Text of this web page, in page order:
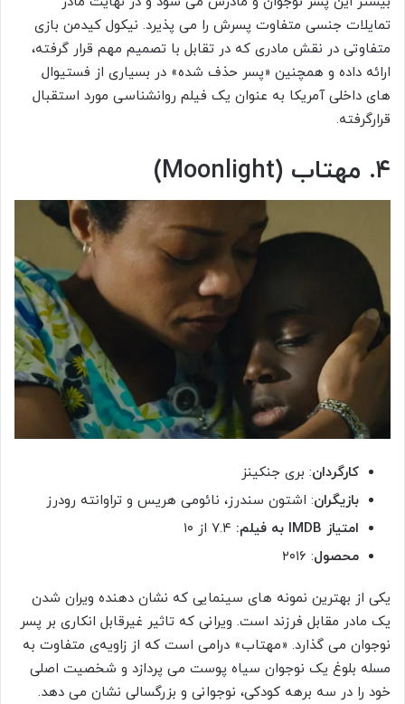
تمایلات جنسی متفاوت پسرش را می پذیرد. نیکول کیدمن بازی
متفاوتی در نقش مادری که در تقابل با تصمیم مهم قرار گرفته،
ارائه داده و همچنین «پسر حذف شده» در بسیاری از فستیوال
های داخلی آمریکا به عنوان یک فیلم روانشناسی مورد استقبال
قرارگرفته.
۴. مهتاب (Moonlight)
کارگردان: بری جنکینز
بازیگران: اشتون سندرز، نائومی هریس و تراوانته رودرز
امتیاز IMDB به فیلم:
محصول: ۲۰۱۶
یکی از بهترین نمونه های سینمایی که نشان دهنده ویران شدن
یک مادر مقابل فرزند است. ویرانی که تاثیر غیرقابل انکاری بر پسر
نوجوان می گذارد. «مهتاب» درامی است که از زاویه‌ی متفاوت به
مسله بلوغ یک نوجوان سیاه پوست می پردازد و شخصیت اصلی
خود را در سه برهه کودکی، نوجوانی و بزرگسالی نشان می دهد.